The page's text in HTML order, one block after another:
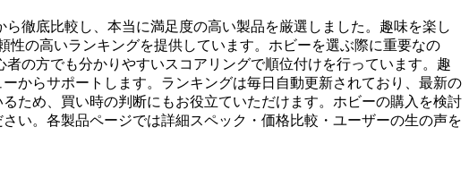
徹底比較し、本当に満足度の高い製品を厳選しました。趣味を楽し
の高いランキングを提供しています。ホビーを選ぶ際に重要なの
の方でも分かりやすいスコアリングで順位付けを行っています。趣
からサポートします。ランキングは毎日自動更新されており、最新の
ため、買い時の判断にもお役立ていただけます。ホビーの購入を検討
い。各製品ページでは詳細スペック・価格比較・ユーザーの生の声を